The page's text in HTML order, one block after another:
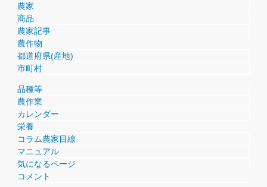
農家
商品
農家記事
農作物
都道府県(産地)
市町村
品種等
農作業
カレンダー
栄養
コラム農家目線
マニュアル
気になるページ
コメント